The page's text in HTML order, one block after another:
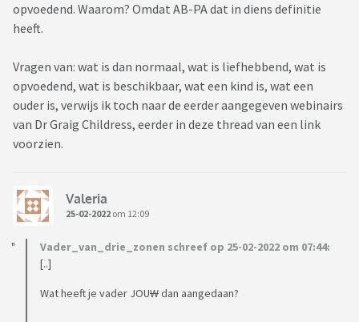
opvoedend. Waarom? Omdat AB-PA dat in diens definitie
heeft.
Vragen van: wat is dan normaal, wat is liefhebbend, wat is
opvoedend, wat is beschikbaar, wat een kind is, wat een
ouder is, verwijs ik toch naar de eerder aangegeven webinairs
van Dr Graig Childress, eerder in deze thread van een link
voorzien.
Valeria
25-02-2022 om 12:09
Vader_van_drie_zonen schreef op 25-02-2022 om 07:44:
[..]
Wat heeft je vader JOUWdan aangedaan?